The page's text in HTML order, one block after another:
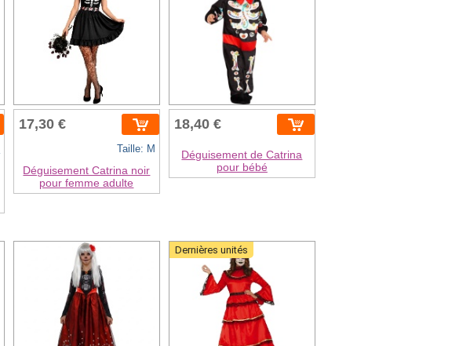
17,30 €
Taille: M
Déguisement Catrina noir
pour femme adulte
18,40 €
Déguisement de Catrina
pour bébé
Dernières unités